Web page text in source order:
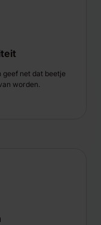
net dat beetje
worden.